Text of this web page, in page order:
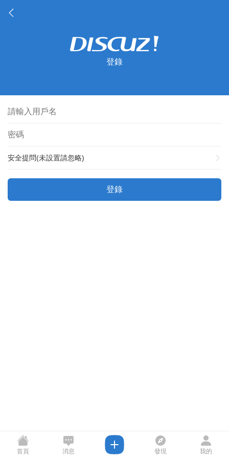
登錄
安全提問(未設置請忽略)
登錄
首頁 消息 發現 我的